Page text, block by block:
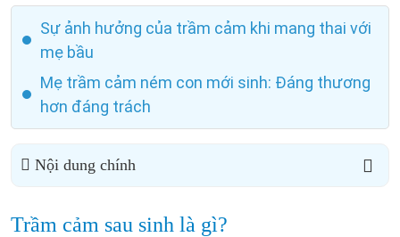
Sự ảnh hưởng của trầm cảm khi mang thai với
mẹ bầu
Mẹ trầm cảm ném con mới sinh: Đáng thương
hơn đáng trách
Nội dung chính
Trầm cảm sau sinh là gì?